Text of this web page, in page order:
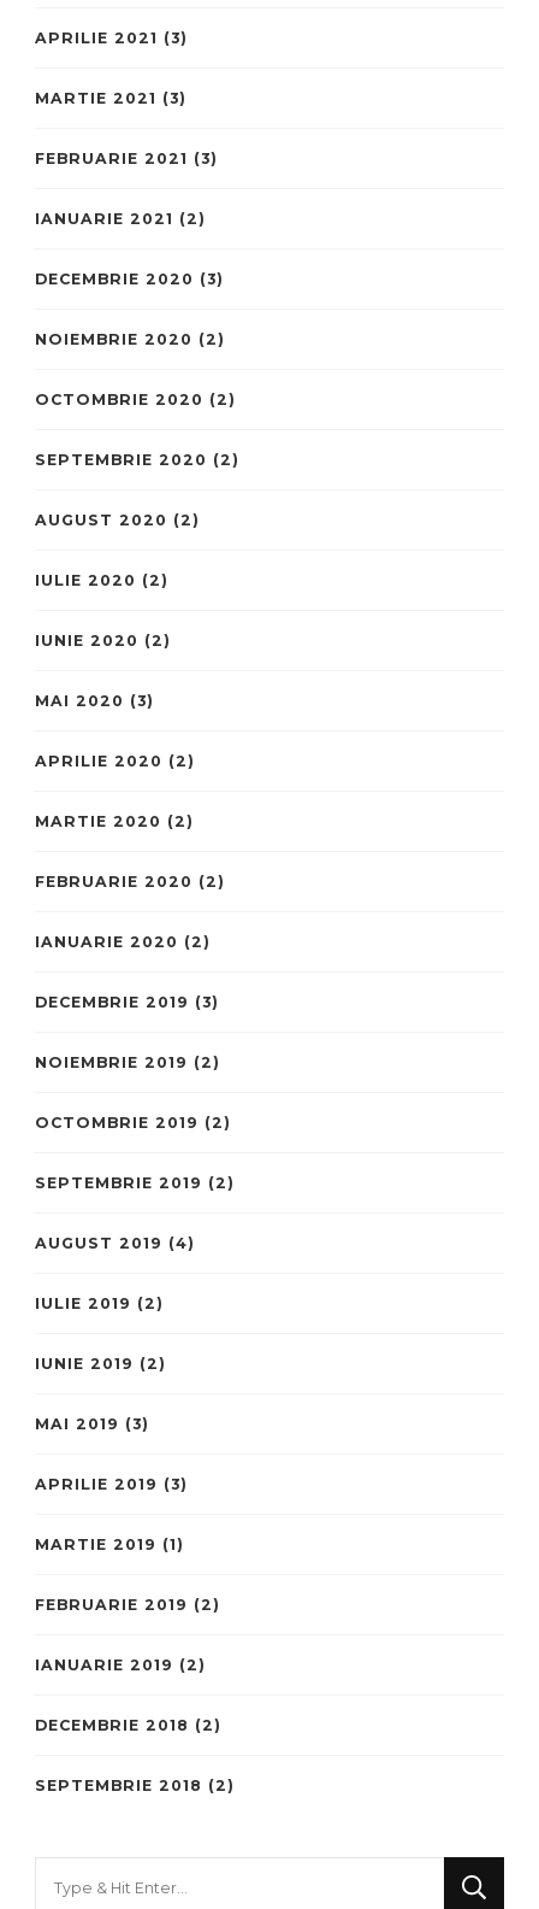
APRILIE 2021 (3)
MARTIE 2021 (3)
FEBRUARIE 2021 (3)
IANUARIE 2021 (2)
DECEMBRIE 2020 (3)
NOIEMBRIE 2020 (2)
OCTOMBRIE 2020 (2)
SEPTEMBRIE 2020 (2)
AUGUST 2020 (2)
IULIE 2020 (2)
IUNIE 2020 (2)
MAI 2020 (3)
APRILIE 2020 (2)
MARTIE 2020 (2)
FEBRUARIE 2020 (2)
IANUARIE 2020 (2)
DECEMBRIE 2019 (3)
NOIEMBRIE 2019 (2)
OCTOMBRIE 2019 (2)
SEPTEMBRIE 2019 (2)
AUGUST 2019 (4)
IULIE 2019 (2)
IUNIE 2019 (2)
MAI 2019 (3)
APRILIE 2019 (3)
MARTIE 2019 (1)
FEBRUARIE 2019 (2)
IANUARIE 2019 (2)
DECEMBRIE 2018 (2)
SEPTEMBRIE 2018 (2)